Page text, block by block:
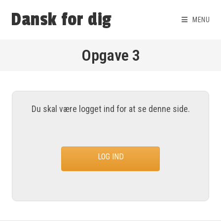
Dansk for dig MENU
Opgave 3
Du skal være logget ind for at se denne side.
LOG IND